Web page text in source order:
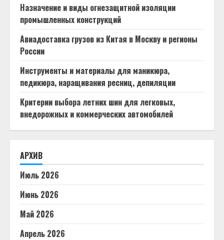
Назначение и виды огнезащитной изоляции
промышленных конструкций
Авиадоставка грузов из Китая в Москву и регионы
России
Инструменты и материалы для маникюра,
педикюра, наращивания ресниц, депиляции
Критерии выбора летних шин для легковых,
внедорожных и коммерческих автомобилей
АРХИВ
Июль 2026
Июнь 2026
Май 2026
Апрель 2026